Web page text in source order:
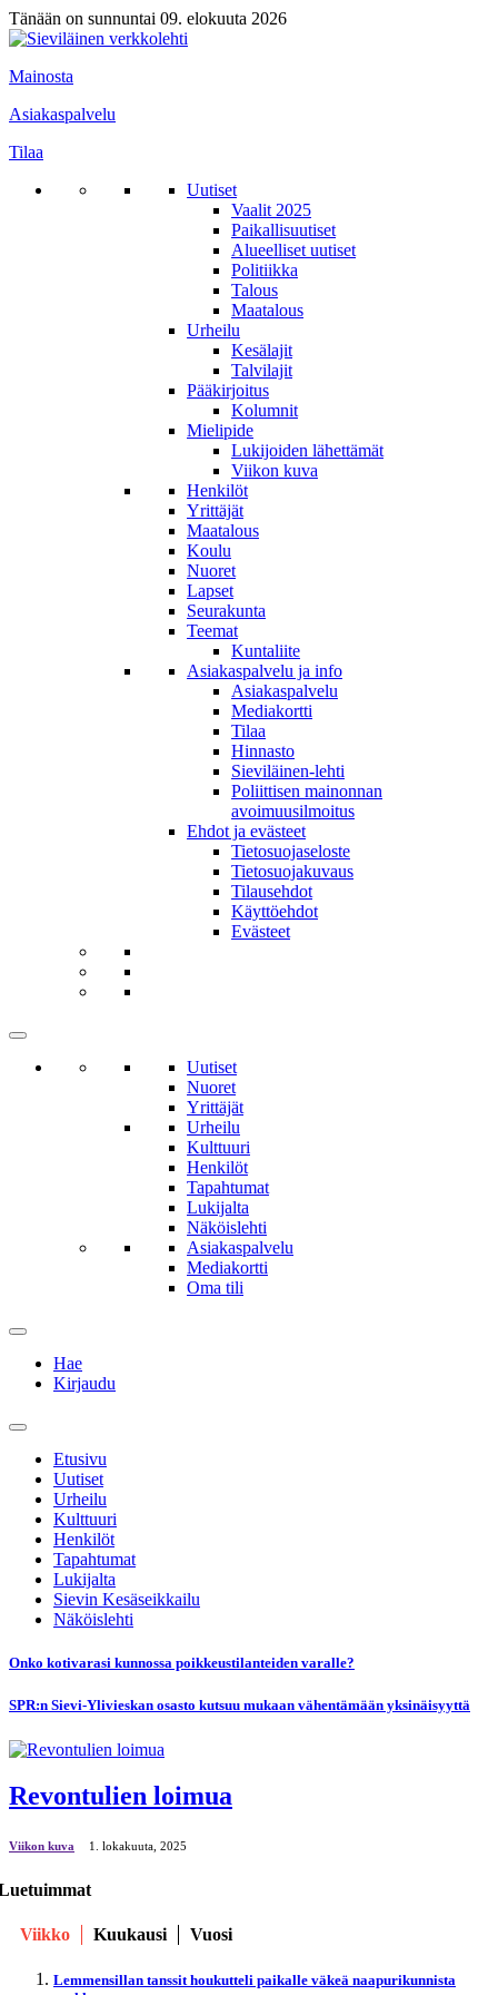
Tänään on sunnuntai 09. elokuuta 2026
Mainosta
Asiakaspalvelu
Tilaa
Uutiset
Vaalit 2025
Paikallisuutiset
Alueelliset uutiset
Politiikka
Talous
Maatalous
Urheilu
Kesälajit
Talvilajit
Pääkirjoitus
Kolumnit
Mielipide
Lukijoiden lähettämät
Viikon kuva
Henkilöt
Yrittäjät
Maatalous
Koulu
Nuoret
Lapset
Seurakunta
Teemat
Kuntaliite
Asiakaspalvelu ja info
Asiakaspalvelu
Mediakortti
Tilaa
Hinnasto
Sieviläinen-lehti
Poliittisen mainonnan
avoimuusilmoitus
Ehdot ja evästeet
Tietosuojaseloste
Tietosuojakuvaus
Tilausehdot
Käyttöehdot
Evästeet
Uutiset
Nuoret
Yrittäjät
Urheilu
Kulttuuri
Henkilöt
Tapahtumat
Lukijalta
Näköislehti
Asiakaspalvelu
Mediakortti
Oma tili
Hae
Kirjaudu
Etusivu
Uutiset
Urheilu
Kulttuuri
Henkilöt
Tapahtumat
Lukijalta
Sievin Kesäseikkailu
Näköislehti
Onko kotivarasi kunnossa poikkeustilanteiden varalle?
SPR:n Sievi-Ylivieskan osasto kutsuu mukaan vähentämään yksinäisyyttä
Revontulien loimua
Viikon kuva 1. lokakuuta, 2025
Viikko Kuukausi Vuosi
Lemmensillan tanssit houkutteli paikalle väkeä naapurikunnista